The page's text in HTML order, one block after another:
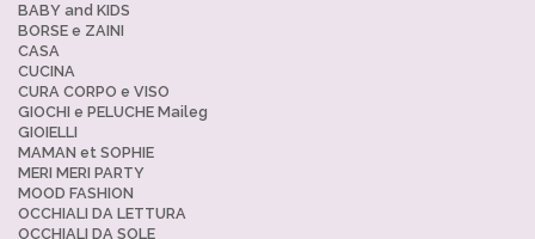
BABY and KIDS
BORSE e ZAINI
CASA
CUCINA
CURA CORPO e VISO
GIOCHI e PELUCHE Maileg
GIOIELLI
MAMAN et SOPHIE
MERI MERI PARTY
MOOD FASHION
OCCHIALI DA LETTURA
OCCHIALI DA SOLE